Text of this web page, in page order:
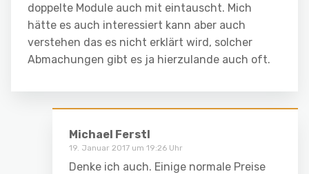
doppelte Module auch mit eintauscht. Mich
hätte es auch interessiert kann aber auch
verstehen das es nicht erklärt wird, solcher
Abmachungen gibt es ja hierzulande auch oft.
Michael Ferstl
19. Januar 2017 um 19:26 Uhr
Denke ich auch. Einige normale Preise